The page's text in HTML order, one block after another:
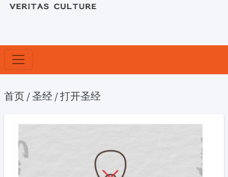
首页 /圣经 /打开圣经